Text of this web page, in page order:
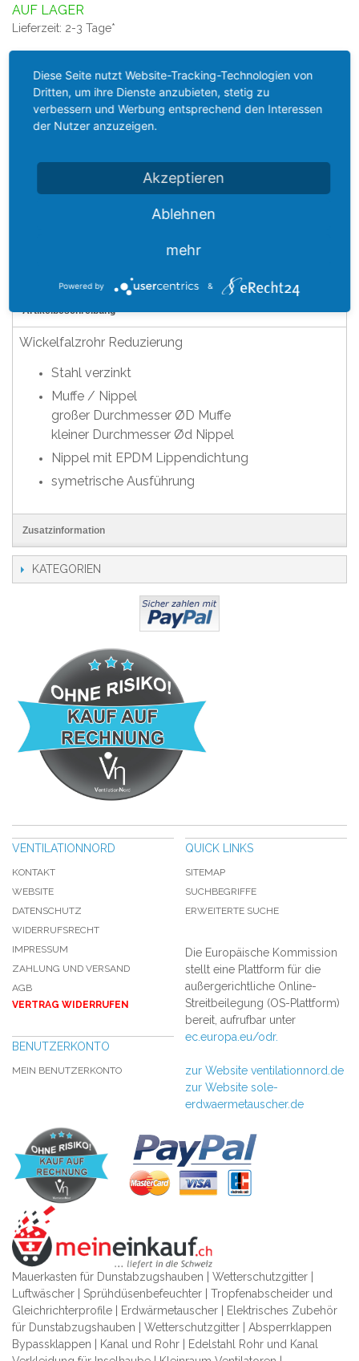
AUF LAGER
Lieferzeit: 2-3 Tage*
Stahl verzinkt
Muffe / Nippel
großer Durchmesser ØD Muffe
Nippel mit EPDM Lippendichtung
symetrische Ausführung
andere Länder entnehmen Sie bitte der Schaltfläche mit den
Artikelbeschreibung
Wickelfalzrohr Reduzierung
Stahl verzinkt
Muffe / Nippel
großer Durchmesser ØD Muffe
kleiner Durchmesser Ød Nippel
Nippel mit EPDM Lippendichtung
symetrische Ausführung
Zusatzinformation
KATEGORIEN
VENTILATIONNORD
KONTAKT
WEBSITE
DATENSCHUTZ
WIDERRUFSRECHT
IMPRESSUM
ZAHLUNG UND VERSAND
AGB
VERTRAG WIDERRUFEN
QUICK LINKS
SITEMAP
SUCHBEGRIFFE
ERWEITERTE SUCHE
BENUTZERKONTO
MEIN BENUTZERKONTO
Die Europäische Kommission
stellt eine Plattform für die
außergerichtliche Online-
Streitbeilegung (OS-Plattform)
bereit, aufrufbar unter
ec.europa.eu/odr.
zur Website ventilationnord.de
zur Website sole-
erdwaermetauscher.de
Mauerkasten für Dunstabzugshauben | Wetterschutzgitter |
Luftwäscher | Sprühdüsenbefeuchter | Tropfenabscheider und
Gleichrichterprofile | Erdwärmetauscher | Elektrisches Zubehör
für Dunstabzugshauben | Wetterschutzgitter | Absperrklappen
Bypassklappen | Kanal und Rohr | Edelstahl Rohr und Kanal
Diese Seite nutzt Website-Tracking-Technologien von
Dritten, um ihre Dienste anzubieten, stetig zu
verbessern und Werbung entsprechend den Interessen
der Nutzer anzuzeigen.
Akzeptieren
Ablehnen
mehr
Powered by &